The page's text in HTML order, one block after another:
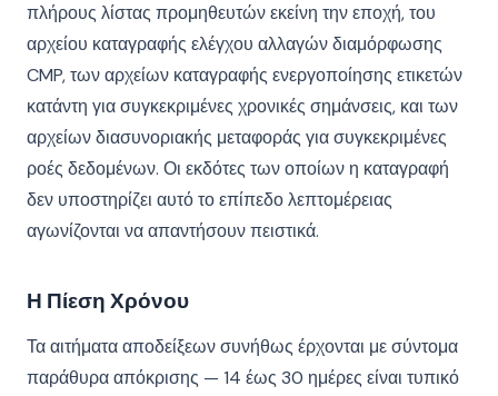
πλήρους λίστας προμηθευτών εκείνη την εποχή, του
αρχείου καταγραφής ελέγχου αλλαγών διαμόρφωσης
CMP, των αρχείων καταγραφής ενεργοποίησης ετικετών
κατάντη για συγκεκριμένες χρονικές σημάνσεις, και των
αρχείων διασυνοριακής μεταφοράς για συγκεκριμένες
ροές δεδομένων. Οι εκδότες των οποίων η καταγραφή
δεν υποστηρίζει αυτό το επίπεδο λεπτομέρειας
αγωνίζονται να απαντήσουν πειστικά.
Η Πίεση Χρόνου
Τα αιτήματα αποδείξεων συνήθως έρχονται με σύντομα
παράθυρα απόκρισης — 14 έως 30 ημέρες είναι τυπικό